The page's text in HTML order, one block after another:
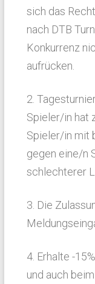
sich das
nach DTB
Konkurrenz
aufrücken.
2.
Spieler/in hat
Spieler/in mit
gegen eine/n
schlechterer
3. Die
4. Erhalte -
und auch